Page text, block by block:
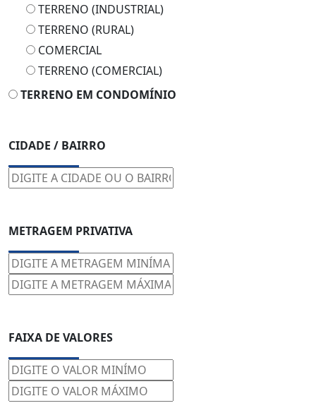
TERRENO (INDUSTRIAL)
TERRENO (RURAL)
COMERCIAL
TERRENO (COMERCIAL)
TERRENO EM CONDOMÍNIO
CIDADE / BAIRRO
METRAGEM PRIVATIVA
FAIXA DE VALORES